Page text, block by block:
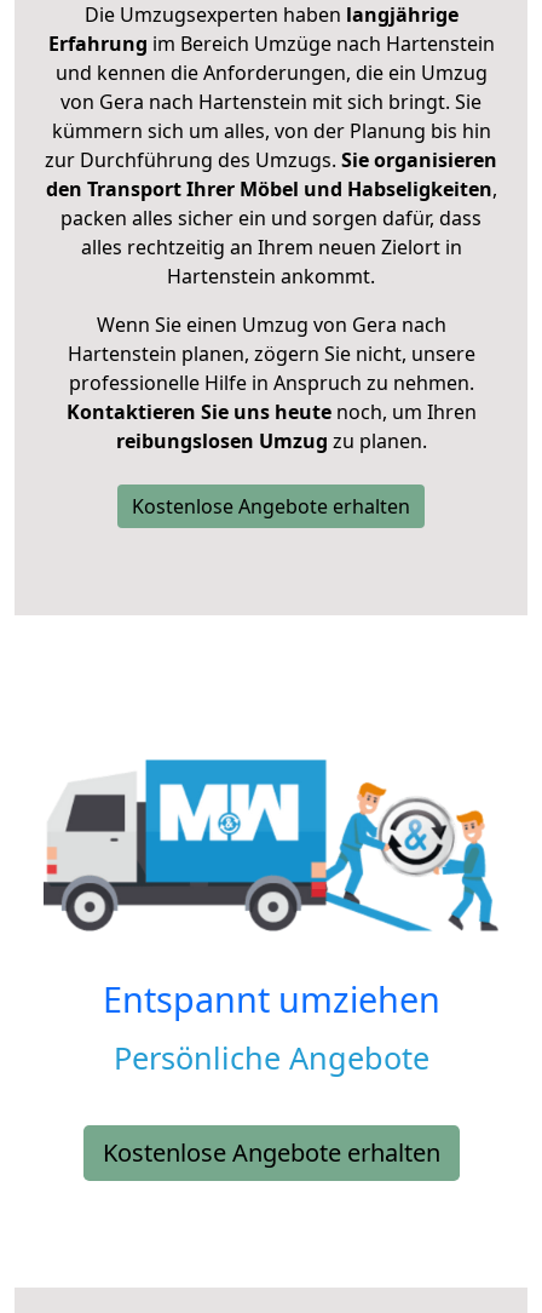
Die Umzugsexperten haben langjährige
Erfahrung im Bereich Umzüge nach Hartenstein
und kennen die Anforderungen, die ein Umzug
von Gera nach Hartenstein mit sich bringt. Sie
kümmern sich um alles, von der Planung bis hin
zur Durchführung des Umzugs. Sie organisieren
den Transport Ihrer Möbel und Habseligkeiten,
packen alles sicher ein und sorgen dafür, dass
alles rechtzeitig an Ihrem neuen Zielort in
Hartenstein ankommt.
Wenn Sie einen Umzug von Gera nach
Hartenstein planen, zögern Sie nicht, unsere
professionelle Hilfe in Anspruch zu nehmen.
Kontaktieren Sie uns heutenoch, um Ihren
reibungslosen Umzug zu planen.
Kostenlose Angebote erhalten
Entspannt umziehen
Persönliche Angebote
Kostenlose Angebote erhalten